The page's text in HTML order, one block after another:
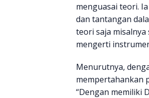
menguasai teori.
dan tantangan
teori saja
mengerti
Menurutnya,
mempertahankan
“Dengan memiliki